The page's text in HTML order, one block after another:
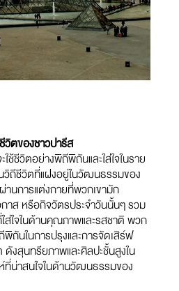
ตของชาวปารีส
ช้ชีวิตอย่างพิถีพิถันและใส่ใจในราย
วิถีชีวิตที่แฝงอยู่ในวัฒนธรรมของ
านการแต่งกายที่พวกเขามัก
กาส หรือกิจวัตรประจำวันนั้นๆ รวม
ส่ใจในด้านคุณภาพและรสชาติ พวก
ถันในการปรุงและการจัดเสิร์ฟ
งสุนทรียภาพและศิลปะชั้นสูงใน
ที่น่าสนใจในด้านวัฒนธรรมของ